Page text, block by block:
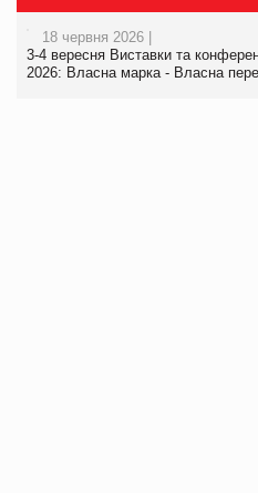
18 червня 2026 |
3-4 вересня Виставки та
2026: Власна марка - Власна